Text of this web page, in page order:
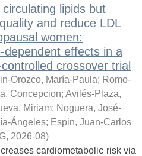
lipids but
and reduce LDL
women:
dependent effects in a
crossover trial
Orozco, María-Paula; Romo-
Concepcion; Avilés-Plaza,
Miriam; Noguera, José-
Ángeles; Espin, Juan-Carlos
, 2026-08)
cardiometabolic risk via